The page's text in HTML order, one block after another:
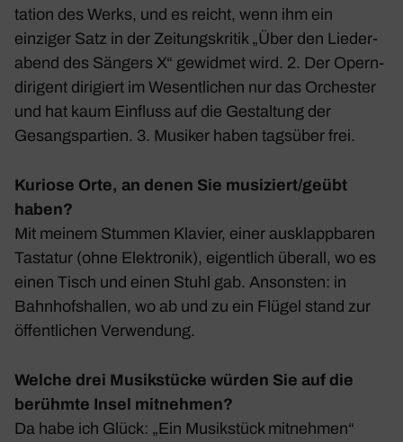
ta­tion des Werks, und es reicht, wenn ihm ein
einziger Satz in der Zeitungs­kritik „Über den Lieder­
abend des Sängers X“ gewidmet wird. 2. Der Opern­
di­ri­gent diri­giert im Wesent­li­chen nur das Orchester
und hat kaum Einfluss auf die Gestal­tung der
Gesangs­par­tien. 3. Musiker haben tags­über frei.
Kuriose Orte, an denen Sie musiziert/geübt
haben?
Mit meinem Stummen Klavier, einer ausklapp­baren
Tastatur (ohne Elek­tronik), eigent­lich überall, wo es
einen Tisch und einen Stuhl gab. Ansonsten: in
Bahn­hofs­hallen, wo ab und zu ein Flügel stand zur
öffent­li­chen Verwen­dung.
Welche drei Musikstücke würden Sie auf die
berühmte Insel mitnehmen?
Da habe ich Glück: „Ein Musik­stück mitnehmen“